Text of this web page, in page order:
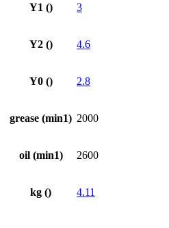
Y1 () 3
Y2 () 4.6
Y0 () 2.8
grease (min1) 2000
oil (min1) 2600
kg () 4.11